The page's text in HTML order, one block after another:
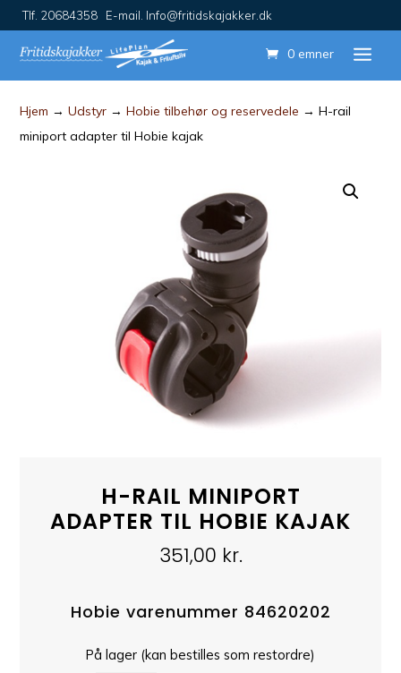
Tlf. 20684358 E-mail. Info@fritidskajakker.dk
0 emner
Hjem →Udstyr →Hobie tilbehør og reservedele → H-rail
miniport adapter til Hobie kajak
H-RAIL MINIPORT
ADAPTER TIL HOBIE KAJAK
351,00 kr.
Hobie varenummer 84620202
På lager (kan bestilles som restordre)